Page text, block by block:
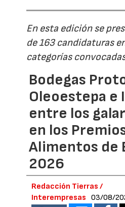
En esta edición se
de 163 candidaturas
categorías
Bodegas
Oleoestepa
entre los
en los
Alimentos de
2026
Redacción Tierras /
Interempresas
03/08/